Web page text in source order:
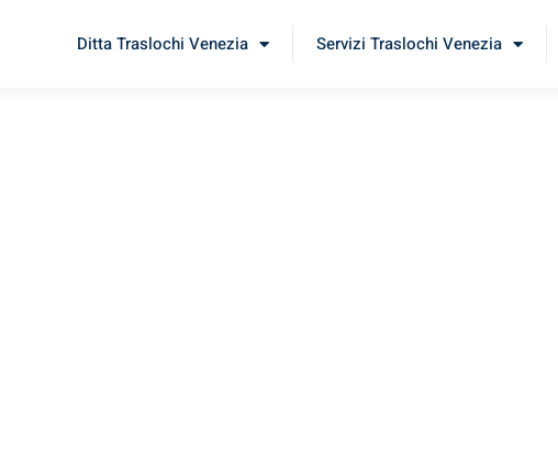
Ditta Traslochi Venezia Servizi Traslochi Venezia